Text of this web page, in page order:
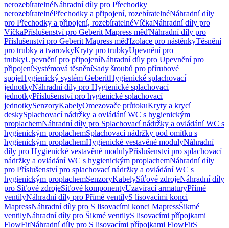
nerozebíratelnéNáhradní díly pro Přechodky
nerozebíratelnéPřechodky a připojení, rozebíratelnéNáhradní díly
pro Přechodky a připojení, rozebíratelnéVíčkaNáhradní díly pro
VíčkaPříslušenství pro Geberit Mapress měďNáhradní díly pro
Příslušenství pro Geberit Mapress měďIzolace pro nástěnkyTěsnění
pro trubky a tvarovkyKryty pro trubkyUpevnění pro
trubkyUpevnění pro připojeníNáhradní díly pro Upevnění pro
připojeníSystémová těsněníSady šroubů pro přírubové
spojeHygienický systém GeberitHygienické splachovací
jednotkyNáhradní díly pro Hygienické splachovací
jednotkyPříslušenství pro hygienické splachovací
jednotkySenzoryKabelyOmezovače průtokuKryty a krycí
deskySplachovací nádržky a ovládání WC s hygienickým
proplachemNáhradní díly pro Splachovací nádržky a ovládání WC s
hygienickým proplachemSplachovací nádržky pod omítku s
hygienickým proplachemHygienické vestavěné modulyNáhradní
díly pro Hygienické vestavěné modulyPříslušenství pro splachovací
nádržky a ovládání WC s hygienickým proplachemNáhradní díly
pro Příslušenství pro splachovací nádržky a ovládání WC s
hygienickým proplachemSenzoryKabelySíťové zdrojeNáhradní díly
pro Síťové zdrojeSíťové komponentyUzavírací armaturyPřímé
ventilyNáhradní díly pro Přímé ventilyS lisovacími konci
MapressNáhradní díly pro S lisovacími konci MapressŠikmé
ventilyNáhradní díly pro Šikmé ventilyS lisovacími přípojkami
FlowFitNáhradní díly pro S lisovacími přípojkami FlowFitS